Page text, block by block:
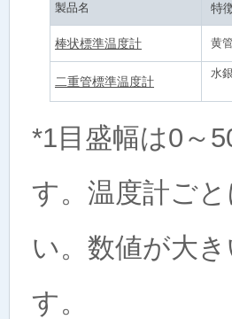
製品名 特
棒状標準温度計 黄
二重管標準温度計
水
*1目盛幅は0～
す。温度計ご
い。数値が大
す。